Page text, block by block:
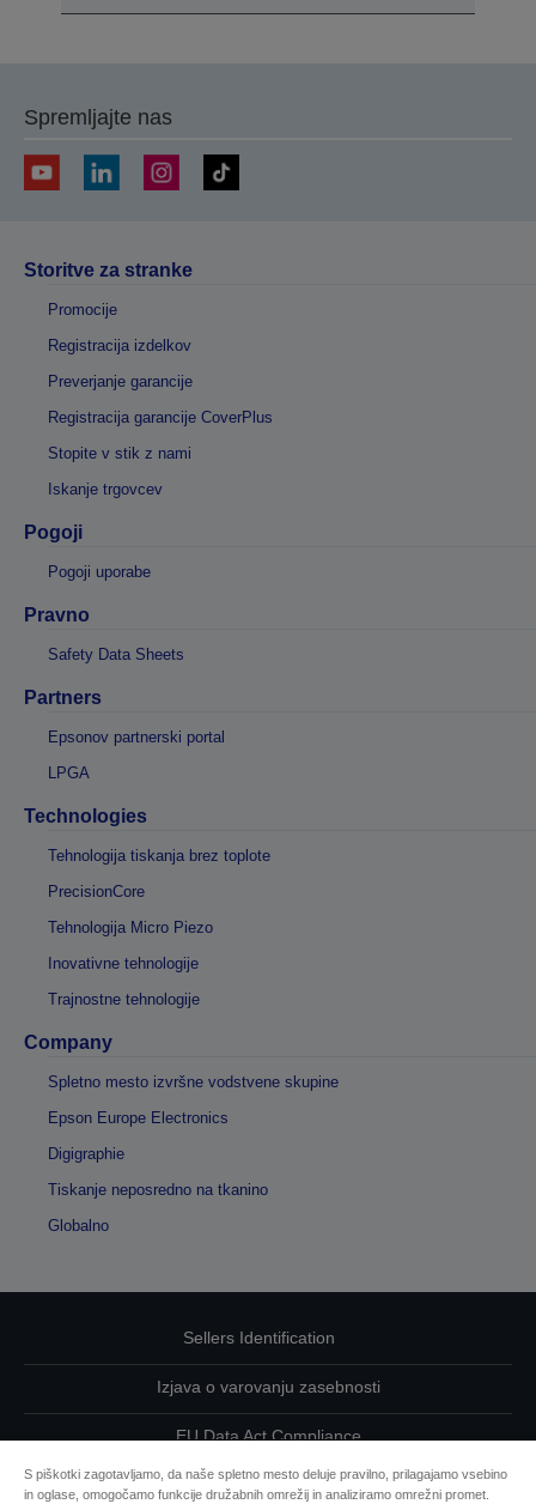
Spremljajte nas
Storitve za stranke
Promocije
Registracija izdelkov
Preverjanje garancije
Registracija garancije CoverPlus
Stopite v stik z nami
Iskanje trgovcev
Pogoji
Pogoji uporabe
Pravno
Safety Data Sheets
Partners
Epsonov partnerski portal
LPGA
Technologies
Tehnologija tiskanja brez toplote
PrecisionCore
Tehnologija Micro Piezo
Inovativne tehnologije
Trajnostne tehnologije
Company
Spletno mesto izvršne vodstvene skupine
Epson Europe Electronics
Digigraphie
Tiskanje neposredno na tkanino
Globalno
Sellers Identification
Izjava o varovanju zasebnosti
EU Data Act Compliance
Kontaktirajte nas glede svojih podatkov
S piškotki zagotavljamo, da naše spletno mesto deluje pravilno, prilagajamo vsebino
in oglase, omogočamo funkcije družabnih omrežij in analiziramo omrežni promet.